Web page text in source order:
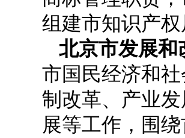
组建市知识产
北京市发展和
市国民经济和
制改革、产业
展等工作，围